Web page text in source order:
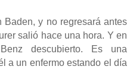
Baden, y no regresará antes
salió hace una hora. Y en
descubierto. Es una
a un enfermo estando el día